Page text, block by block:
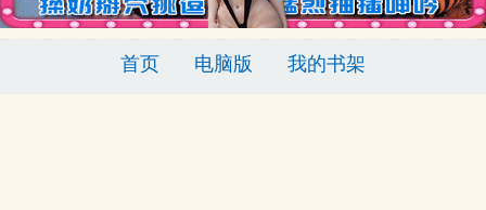
首页 电脑版 我的书架